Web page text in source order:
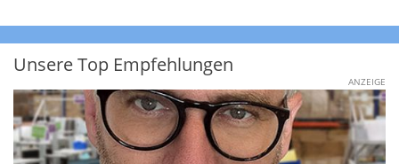
Unsere Top Empfehlungen
ANZEIGE